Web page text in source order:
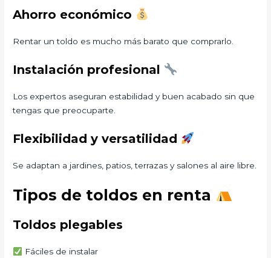
Ahorro económico
Rentar un toldo es mucho más barato que comprarlo.
Instalación profesional
Los expertos aseguran estabilidad y buen acabado sin que
tengas que preocuparte.
Flexibilidad y versatilidad
Se adaptan a jardines, patios, terrazas y salones al aire libre.
Tipos de toldos en renta
Toldos plegables
Fáciles de instalar